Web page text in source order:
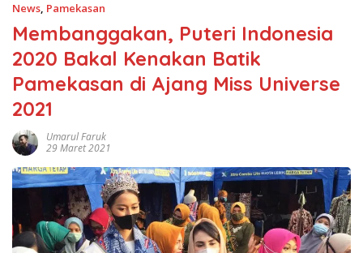
News, Pamekasan
Membanggakan, Puteri Indonesia
2020 Bakal Kenakan Batik
Pamekasan di Ajang Miss Universe
2021
Umarul Faruk
29 Maret 2021